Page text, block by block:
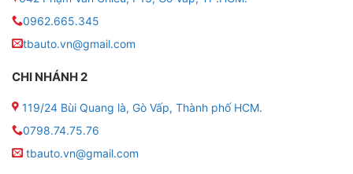
Những tính năng khi lắp màn hình Zestech E360 trên
Toyota Innova 2013
0962.665.345
tbauto.vn@gmail.com
CHI NHÁNH 2
119/24 Bùi Quang là, Gò Vấp, Thành phố HCM.
0798.74.75.76
tbauto.vn@gmail.com